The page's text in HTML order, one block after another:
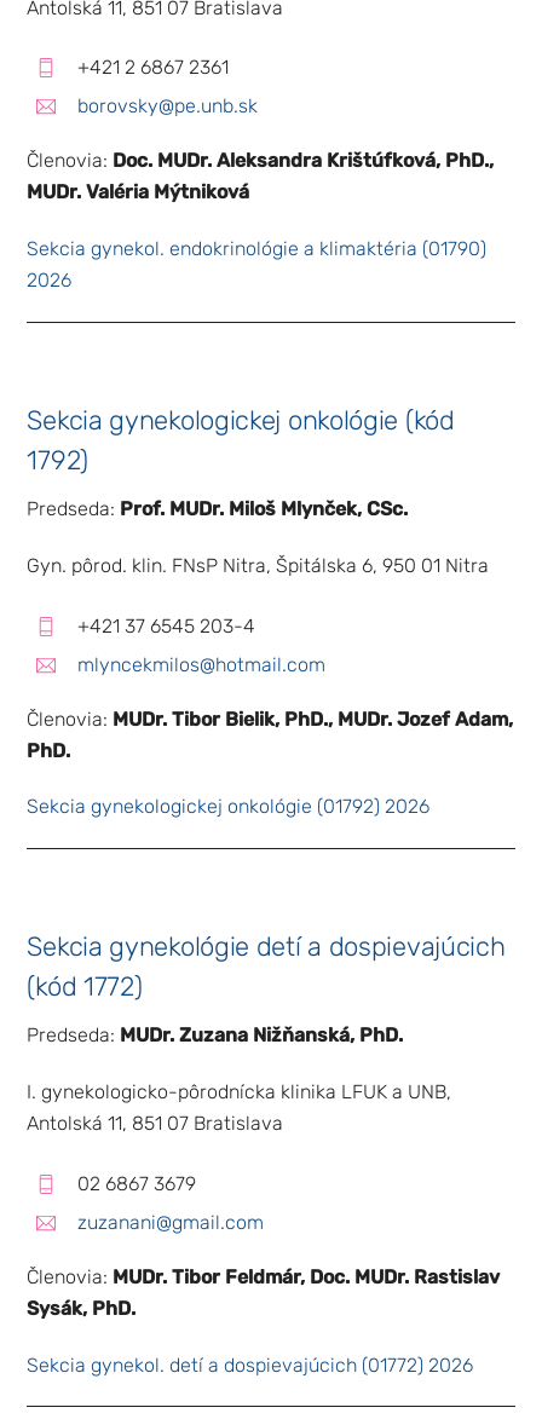
Antolská 11, 851 07 Bratislava
+421 2 6867 2361
borovsky@pe.unb.sk
Členovia: Doc. MUDr. Aleksandra Krištúfková, PhD.,
MUDr. Valéria Mýtniková
Sekcia gynekol. endokrinológie a klimaktéria (01790)
2026
Sekcia gynekologickej onkológie (kód
1792)
Predseda: Prof. MUDr. Miloš Mlynček, CSc.
Gyn. pôrod. klin. FNsP Nitra, Špitálska 6, 950 01 Nitra
+421 37 6545 203-4
mlyncekmilos@hotmail.com
Členovia: MUDr. Tibor Bielik, PhD., MUDr. Jozef Adam,
PhD.
Sekcia gynekologickej onkológie (01792) 2026
Sekcia gynekológie detí a dospievajúcich
(kód 1772)
Predseda: MUDr. Zuzana Nižňanská, PhD.
I. gynekologicko-pôrodnícka klinika LFUK a UNB,
Antolská 11, 851 07 Bratislava
02 6867 3679
zuzanani@gmail.com
Členovia: MUDr. Tibor Feldmár, Doc. MUDr. Rastislav
Sysák, PhD.
Sekcia gynekol. detí a dospievajúcich (01772) 2026
záujmov a
správania
zvyšujete
šancu na